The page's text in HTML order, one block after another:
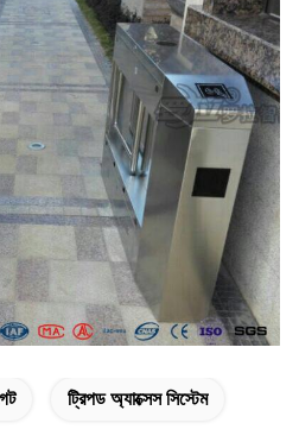
ট্রিপড অ্যাক্সেস সিস্টেম